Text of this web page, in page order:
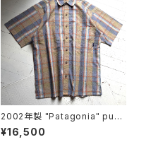
2002年製 "Patagonia" puck
erware shirt
¥16,500